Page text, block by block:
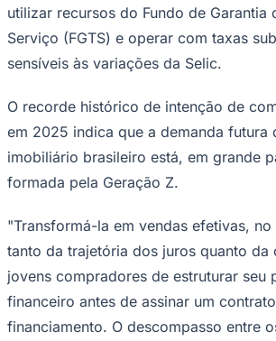
Flamengo
utilizar recursos do Fundo de Garantia
Serviço (FGTS) e operar com taxas
sensíveis às variações da Selic.
O recorde histórico de intenção de
em 2025 indica que a demanda futura
imobiliário brasileiro está, em grande
formada pela Geração Z.
"Transformá-la em vendas efetivas,
tanto da trajetória dos juros quanto da
jovens compradores de estruturar seu
financeiro antes de assinar um
financiamento. O descompasso entre